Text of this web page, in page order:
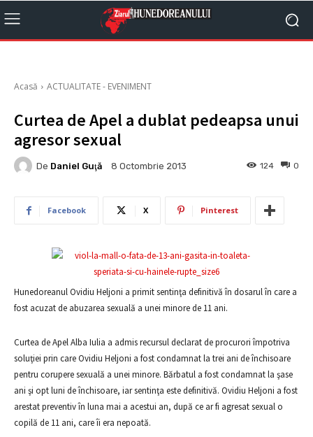
Acasă ACTUALITATE - EVENIMENT
Curtea de Apel a dublat pedeapsa unui
agresor sexual
De Daniel Guţă 8 Octombrie 2013 0
124
Facebook X Pinterest
Hunedoreanul Ovidiu Heljoni a primit sentinţa definitivă în dosarul în care a
fost acuzat de abuzarea sexuală a unei minore de 11 ani.
Curtea de Apel Alba Iulia a admis recursul declarat de procurori împotriva
soluţiei prin care Ovidiu Heljoni a fost condamnat la trei ani de închisoare
pentru corupere sexuală a unei minore. Bărbatul a fost condamnat la şase
ani şi opt luni de închisoare, iar sentinţa este definitivă. Ovidiu Heljoni a fost
arestat preventiv în luna mai a acestui an, după ce ar fi agresat sexual o
copilă de 11 ani, care îi era nepoată.